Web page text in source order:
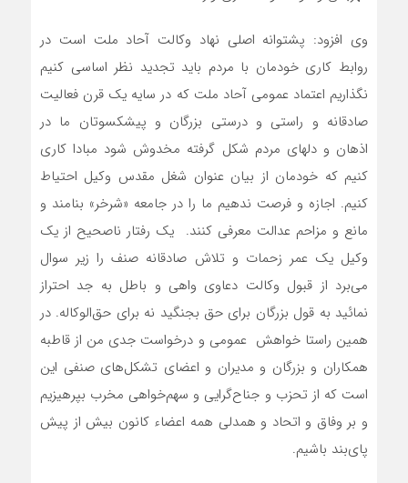
وی افزود: پشتوانه اصلی نهاد وکالت آحاد ملت است در
روابط کاری خودمان با مردم باید تجدید نظر اساسی کنیم
نگذاریم اعتماد عمومی آحاد ملت که در سایه یک قرن فعالیت
صادقانه و راستی و درستی بزرگان و پیشکسوتان ما در
اذهان و دلهای مردم شکل گرفته مخدوش شود مبادا کاری
کنیم که خودمان از بیان عنوان شغل مقدس وکیل احتیاط
کنیم. اجازه و فرصت ندهیم ما را در جامعه «شرخر» بنامند و
مانع و مزاحم عدالت معرفی کنند. یک رفتار ناصحیح از یک
وکیل یک عمر زحمات و تلاش صادقانه صنف را زیر سوال
می‌برد از قبول وکالت دعاوی واهی و باطل به جد احتراز
نمائید به قول بزرگان برای حق بجنگید نه برای حق‌الوکاله. در
همین راستا خواهش عمومی و درخواست جدی من از قاطبه
همکاران و بزرگان و مدیران و اعضای تشکل‌های صنفی این
است که از تحزب و جناح‌گرایی و سهم‌خواهی مخرب بپرهیزیم
و بر وفاق و اتحاد و همدلی همه اعضاء کانون بیش از پیش
پای‌بند باشیم.